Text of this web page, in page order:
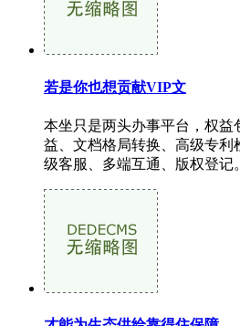
若是你也想贡献VIP文
本坐只是两头办事平台，权益
益、文档格局转换、高级专利
级客服、多端互通、版权登记